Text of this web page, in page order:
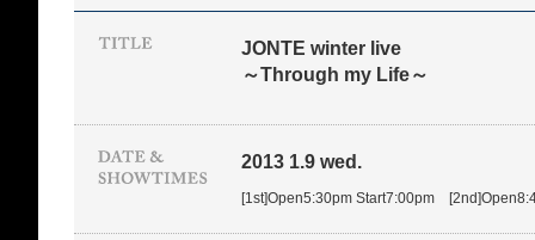
JONTE winter live
～Through my Life～
2013 1.9 wed.
[1st]Open5:30pm Start7:00pm